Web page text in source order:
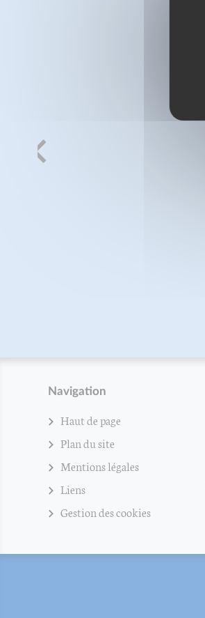
Navigation
Haut de page
Plan du site
Mentions légales
Liens
Gestion des cookies